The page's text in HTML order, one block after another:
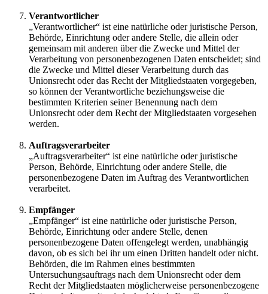
Verantwortlicher
„Verantwortlicher“ ist eine natürliche oder juristische Person,
Behörde, Einrichtung oder andere Stelle, die allein oder
gemeinsam mit anderen über die Zwecke und Mittel der
Verarbeitung von personenbezogenen Daten entscheidet; sind
die Zwecke und Mittel dieser Verarbeitung durch das
Unionsrecht oder das Recht der Mitgliedstaaten vorgegeben,
so können der Verantwortliche beziehungsweise die
bestimmten Kriterien seiner Benennung nach dem
Unionsrecht oder dem Recht der Mitgliedstaaten vorgesehen
werden.
Auftragsverarbeiter
„Auftragsverarbeiter“ ist eine natürliche oder juristische
Person, Behörde, Einrichtung oder andere Stelle, die
personenbezogene Daten im Auftrag des Verantwortlichen
verarbeitet.
Empfänger
„Empfänger“ ist eine natürliche oder juristische Person,
Behörde, Einrichtung oder andere Stelle, denen
personenbezogene Daten offengelegt werden, unabhängig
davon, ob es sich bei ihr um einen Dritten handelt oder nicht.
Behörden, die im Rahmen eines bestimmten
Untersuchungsauftrags nach dem Unionsrecht oder dem
Recht der Mitgliedstaaten möglicherweise personenbezogene